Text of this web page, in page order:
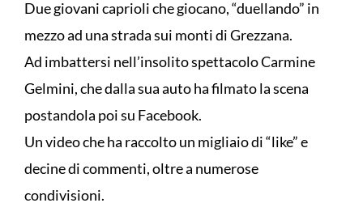
Due giovani caprioli che giocano, “duellando” in
mezzo ad una strada sui monti di Grezzana.
Ad imbattersi nell’insolito spettacolo Carmine
Gelmini, che dalla sua auto ha filmato la scena
postandola poi su Facebook.
Un video che ha raccolto un migliaio di “like” e
decine di commenti, oltre a numerose
condivisioni.